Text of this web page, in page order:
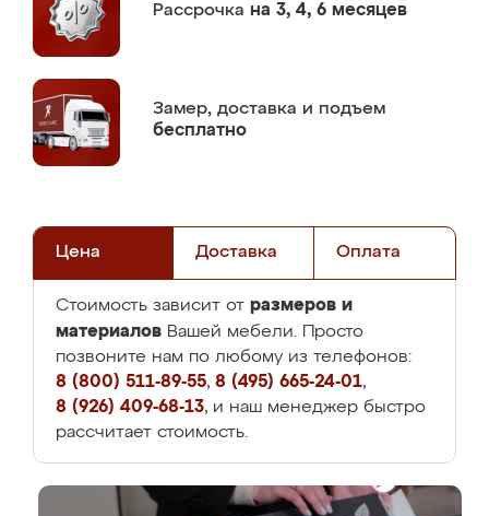
Рассрочка на 3, 4, 6 месяцев
Замер, доставка и подъем
бесплатно
Цена Доставка Оплата
Стоимость зависит от размеров и
материалов Вашей мебели. Просто
позвоните нам по любому из телефонов:
8 (800) 511-89-55, 8 (495) 665-24-01,
8 (926) 409-68-13, и наш менеджер быстро
рассчитает стоимость.